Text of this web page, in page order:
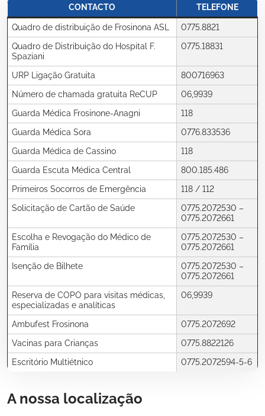
CONTACTO TELEFONE
Quadro de distribuição de Frosinona ASL
0775.8821
Quadro de Distribuição do Hospital F.
Spaziani
0775.18831
URP Ligação Gratuita
800716963
Número de chamada gratuita ReCUP
06,9939
Guarda Médica Frosinone-Anagni
118
Guarda Médica Sora
0776.833536
Guarda Médica de Cassino
118
Guarda Escuta Médica Central
800.185.486
Primeiros Socorros de Emergência
118 / 112
Solicitação de Cartão de Saúde
0775.2072530 –
0775.2072661
Escolha e Revogação do Médico de
Família
0775.2072530 –
0775.2072661
Isenção de Bilhete
0775.2072530 –
0775.2072661
Reserva de COPO para visitas médicas,
especializadas e analíticas
06,9939
Ambufest Frosinona
0775.2072692
Vacinas para Crianças
0775.8822126
Escritório Multiétnico
0775.2072594-5-6
A nossa localização